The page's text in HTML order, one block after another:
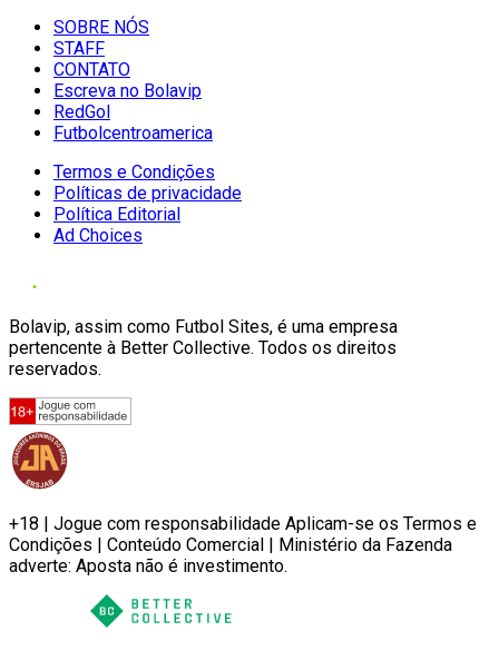
SOBRE NÓS
STAFF
CONTATO
Escreva no Bolavip
RedGol
Futbolcentroamerica
Termos e Condições
Políticas de privacidade
Política Editorial
Ad Choices
Bolavip, assim como Futbol Sites, é uma empresa
pertencente à Better Collective. Todos os direitos
reservados.
+18 | Jogue com responsabilidade Aplicam-se os Termos e
Condições | Conteúdo Comercial | Ministério da Fazenda
adverte: Aposta não é investimento.